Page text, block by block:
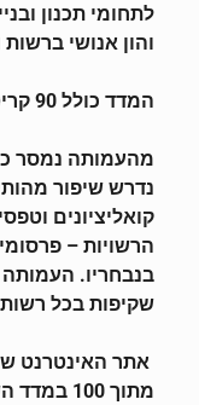
לתחומי תכנון
והון אנושי
המדד כולל 90 קריטריונים לעומת 57 במדד 2017
מהעמותה נמסר
נדרש שיפור
קואליציונים
הרשויות –
בנבחריו.
שקיפות בכל
מתוך 100